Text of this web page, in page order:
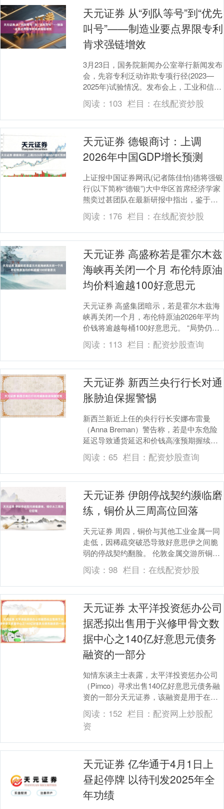
天元证券 从“列队等号”到“优先
叫号”——制造业要点界限专利
肯求强链增效
3月23日，国务院新闻办公室举行新闻发布
会，先容专利泛动诈欺专项行径(2023—
2025年)试验情况。发布会上，工业和信息
化部科技司司长魏巍先容了专项行径是若
何....
阅读： 103 栏目： 在线配资炒股
天元证券 德银商讨：上调
2026年中国GDP增长预测
上证报中国证券网讯(记者陈佳怡)德将强银
行(以下简称“德银”)大中华区首席经济学家
熊奕过甚团队在最新研报中指出，鉴于
2026年第一季度中国经济增长超预期、出
口势....
阅读： 176 栏目： 在线配资炒股
天元证券 高盛称若是霍尔木兹
海峡再关闭一个月 布伦特原油
均价料逾越100好意思元
天元证券 高盛集团暗示，若是霍尔木兹海
峡再关闭一个月，布伦特原油2026年平均
价钱将逾越每桶100好意思元。 “局势仍然
顷然万变，”Daan Struyven瓜....
阅读： 113 栏目： 配资炒股查询
天元证券 新西兰央行行长对通
胀胁迫保握警惕
新西兰新近上任的央行行长安娜布雷曼
（Anna Breman）警告称，若是中东危险
延迟导致通货延迟和价钱高涨预期握续上
升，有蓄意者随时准备强力加息。 “咱们准
备好....
阅读：65 栏目： 配资炒股查询
天元证券 伊朗停战契约濒临磨
练，铜价从三周高位回落
天元证券 周四，铜价与其他工业金属一同
走低，因稀疏突破恐导致好意思伊之间脆
弱的停战契约翻脸。 伦敦金属交游所铜价
一度下降1%，此前一个交游日曾飙升至三
周高位，停....
阅读：98 栏目： 在线配资炒股
天元证券 太平洋投资惩办公司
据悉拟出售用于兴修甲骨文数
据中心之140亿好意思元债务
融资的一部分
知情东谈主士表露，太平洋投资惩办公司
（Pimco）寻求出售140亿好意思元债务融
资的一部分天元证券，该融资是用于在密
歇根州陶冶甲骨文的巨型数据中心。 知情
东谈主....
阅读： 152 栏目： 配资网上炒股配
资
天元证券 亿华通于4月1日上
昼起停牌 以待刊发2025年全
年功绩